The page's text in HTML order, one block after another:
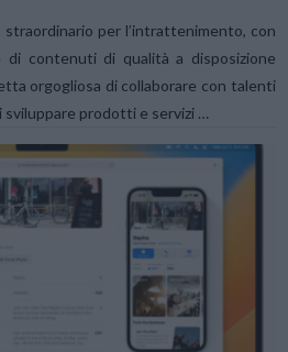
per l’intrattenimento, con
di contenuti di qualità a disposizione
orgogliosa di collaborare con talenti
prodotti e servizi …